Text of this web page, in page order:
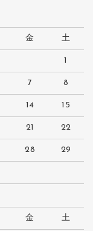
金 土
1
7 8
14 15
21 22
28 29
金 土